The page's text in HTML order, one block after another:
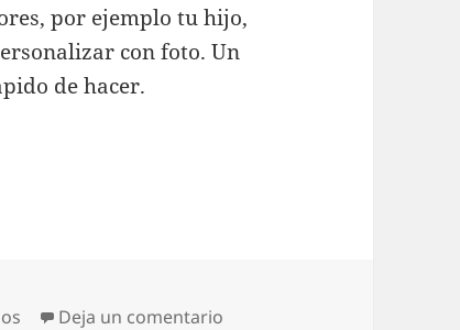
por ejemplo tu hijo,
con foto. Un
de hacer.
con osito y regalos para foto
Deja un comentario